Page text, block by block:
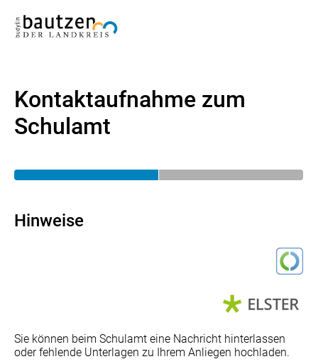
Kontaktaufnahme zum
Schulamt
Hinweise
Sie können beim Schulamt eine Nachricht hinterlassen
oder fehlende Unterlagen zu Ihrem Anliegen hochladen.